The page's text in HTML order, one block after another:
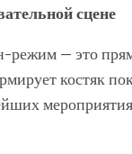
сцене
режим — это
костяк